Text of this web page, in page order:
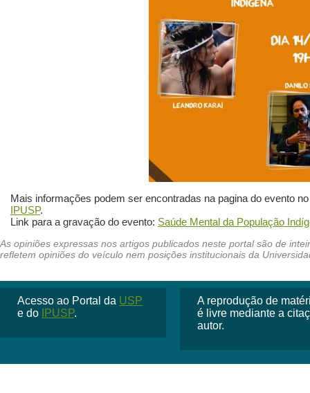
Mais informações podem ser encontradas na pagina do evento
IPUSP.
Link para a gravação do evento: Saúde Mental da População
Acesso ao Portal da USP
e do
IPUSP.
A reprodução de
é livre mediante a
autor.